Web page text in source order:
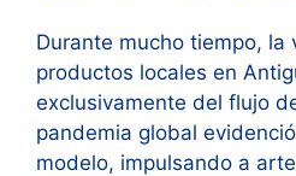
Durante mucho tiempo,
productos locales en
exclusivamente del flujo
pandemia global
modelo, impulsando a